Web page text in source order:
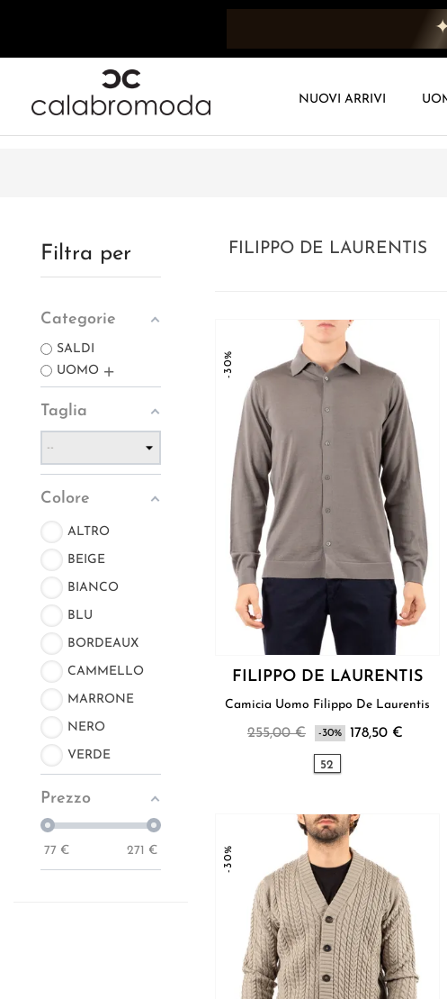
NUOVI ARRIVI
Filtra per
Categorie
SALDI
UOMO
Taglia
Colore
ALTRO
BEIGE
BIANCO
BLU
BORDEAUX
CAMMELLO
MARRONE
NERO
VERDE
Prezzo
77 € 271 €
FILIPPO DE LAURENTIS
-30%
FILIPPO DE LAURENTIS
Camicia Uomo Filippo De Laurentis
255,00 € -30% 178,50 €
52
-30%